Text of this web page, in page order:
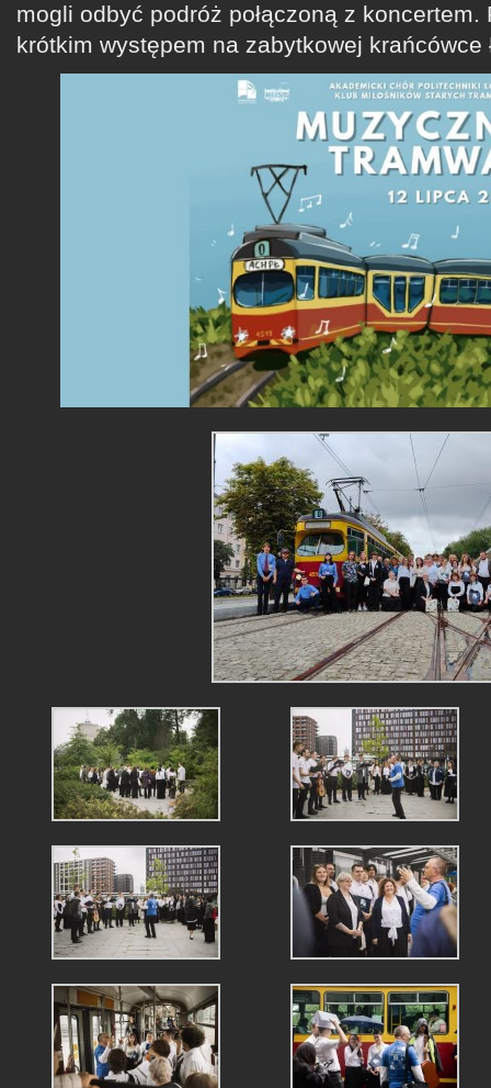
mogli odbyć podróż połączoną z koncertem.
krótkim występem na zabytkowej krańcówce